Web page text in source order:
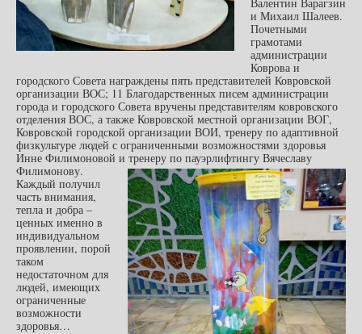
и Михаил Шалеев.
Почетными
грамотами
администрации
Коврова и
городского Совета награждены пять представителей Ковровской
организации ВОС; 11 Благодарственных писем администрации
города и городского Совета вручены представителям ковровского
отделения ВОС, а также Ковровской местной организации ВОГ,
Ковровской городской организации ВОИ, тренеру по адаптивной
физкультуре людей с ограниченными возможностями здоровья
Инне Филимоновой и тренеру по пауэрлифтингу Вячеславу
Филимонову.
Каждый получил
часть внимания,
тепла и добра –
ценных именно в
индивидуальном
проявлении, порой
таком
недостаточном для
людей, имеющих
ограниченные
возможности
здоровья…